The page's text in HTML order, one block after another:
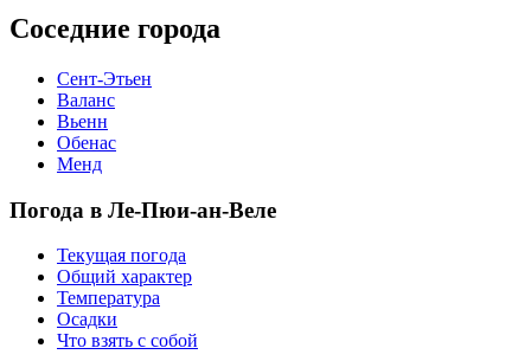
Соседние города
Сент-Этьен
Валанс
Вьенн
Обенас
Менд
Погода в Ле-Пюи-ан-Веле
Текущая погода
Общий характер
Температура
Осадки
Что взять с собой